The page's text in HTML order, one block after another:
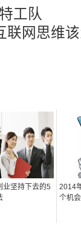
工队
联网思维
业坚持下去的5
2014
个机会